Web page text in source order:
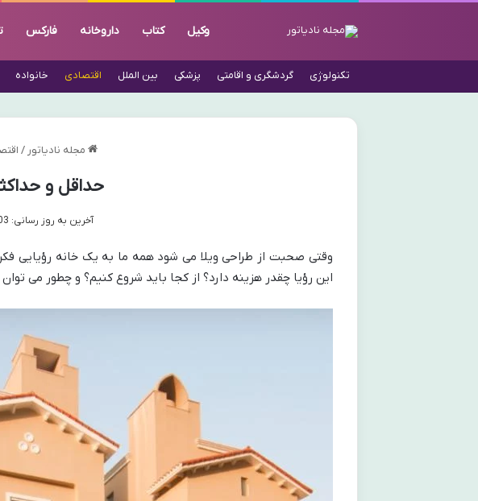
وکیل کتاب داروخانه فارکس
تکنولوژی گردشگری و اقامتی پزشکی بین الملل اقتصادی خانواده
مجله نادیاتور /
حداقل و
آخرین به روز رسانی: 15/11/1403
وقتی صحبت از طراحی ویلا می شود همه ما به یک خانه رؤیایی
این رؤیا چقدر هزینه دارد؟ از کجا باید شروع کنیم؟ و چطور می